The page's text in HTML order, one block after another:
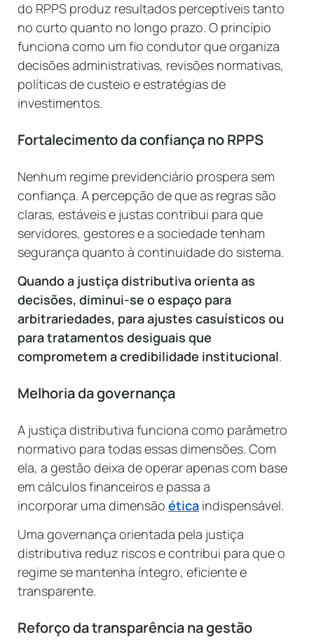
do RPPS produz resultados perceptíveis tanto
no curto quanto no longo prazo. O princípio
funciona como um fio condutor que organiza
decisões administrativas, revisões normativas,
políticas de custeio e estratégias de
investimentos.
Fortalecimento da confiança no RPPS
Nenhum regime previdenciário prospera sem
confiança. A percepção de que as regras são
claras, estáveis e justas contribui para que
servidores, gestores e a sociedade tenham
segurança quanto à continuidade do sistema.
Quando a justiça distributiva orienta as
decisões, diminui-se o espaço para
arbitrariedades, para ajustes casuísticos ou
para tratamentos desiguais que
comprometem a credibilidade institucional.
Melhoria da governança
A justiça distributiva funciona como parâmetro
normativo para todas essas dimensões. Com
ela, a gestão deixa de operar apenas com base
em cálculos financeiros e passa a
incorporar uma dimensão ética indispensável.
Uma governança orientada pela justiça
distributiva reduz riscos e contribui para que o
regime se mantenha íntegro, eficiente e
transparente.
Reforço da transparência na gestão